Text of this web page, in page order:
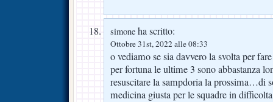
simone ha scritto:
Ottobre 31st, 2022 alle 08:33
o vediamo se sia davvero la svolta per
per fortuna le ultime 3 sono abbastanza
resuscitare la sampdoria la prossima…di
medicina giusta per le squadre in